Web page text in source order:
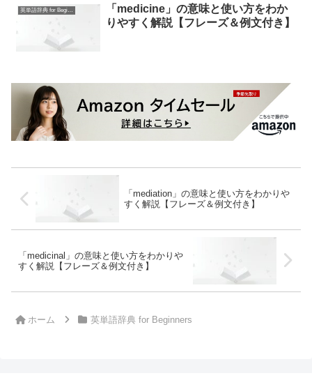
英単語辞典 for Beginners
「medicine」の意味と使い方をわか
りやすく解説【フレーズ＆例文付き】
「mediation」の意味と使い方をわかりや
すく解説【フレーズ＆例文付き】
「medicinal」の意味と使い方をわかりや
すく解説【フレーズ＆例文付き】
ホーム 英単語辞典 for Beginners